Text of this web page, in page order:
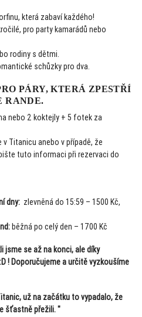
která zabaví každého!
pro party kamarádů nebo
rodiny s dětmi.
schůzky pro dva.
PÁRY, KTERÁ ZPESTŘÍ
RANDE.
nebo 2 koktejly + 5 fotek za
Titanicu anebo v případě, že
tuto informaci při rezervaci do
dny:zlevněná do 15:59 – 1500 Kč,
běžná po celý den – 1700 Kč
jsme se až na konci, ale díky
! Doporučujeme a určitě vyzkoušíme
už na začátku to vypadalo, že
šťastně přežili. "